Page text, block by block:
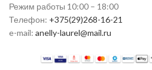
Режим работы 10:00 – 18:00
Телефон: +375(29)268-16-21
e-mail: anelly-laurel@mail.ru